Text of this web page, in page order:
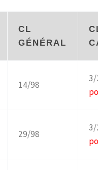
CL
GÉNÉRAL
14/98
3/
29/98
3/